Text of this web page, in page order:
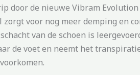
door de nieuwe Vibram
voor nog meer demping en
van de schoen is
de voet en neemt het